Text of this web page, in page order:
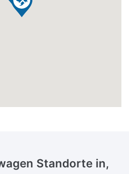
Standorte in,